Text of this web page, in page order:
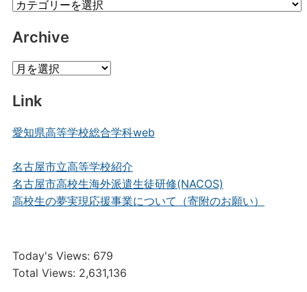
Category
Archive
Archive
Link
愛知県高等学校総合学科web
名古屋市立高等学校紹介
名古屋市高校生海外派遣生徒研修(NACOS)
高校生の夢実現応援事業について（寄附のお願い）
Today's Views: 679
Total Views: 2,631,136